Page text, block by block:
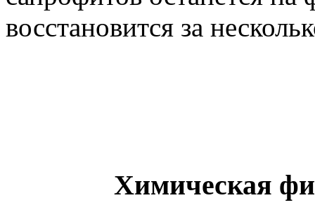
восстановится за
Химическая